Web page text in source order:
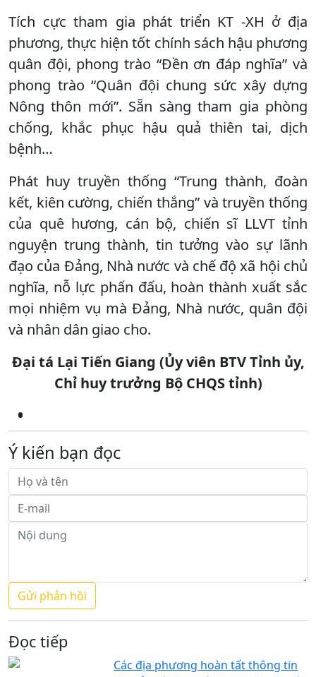
Tích cực tham gia phát triển KT -XH ở địa
phương, thực hiện tốt chính sách hậu phương
quân đội, phong trào “Đền ơn đáp nghĩa” và
phong trào “Quân đội chung sức xây dựng
Nông thôn mới”. Sẵn sàng tham gia phòng
chống, khắc phục hậu quả thiên tai, dịch
bệnh…
Phát huy truyền thống “Trung thành, đoàn
kết, kiên cường, chiến thắng” và truyền thống
của quê hương, cán bộ, chiến sĩ LLVT tỉnh
nguyện trung thành, tin tưởng vào sự lãnh
đạo của Đảng, Nhà nước và chế độ xã hội chủ
nghĩa, nỗ lực phấn đấu, hoàn thành xuất sắc
mọi nhiệm vụ mà Đảng, Nhà nước, quân đội
và nhân dân giao cho.
Đại tá Lại Tiến Giang (Ủy viên BTV Tỉnh ủy,
Chỉ huy trưởng Bộ CHQS tỉnh)
Ý kiến bạn đọc
Đọc tiếp
Các địa phương hoàn tất thông tin